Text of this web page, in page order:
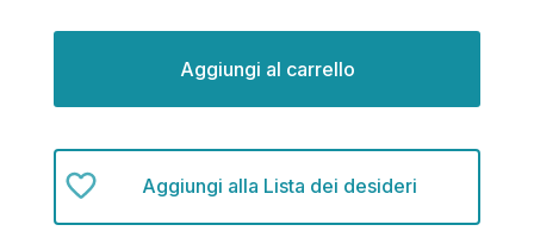
Aggiungi alla Lista dei desideri